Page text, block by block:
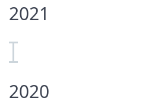
2021
2020